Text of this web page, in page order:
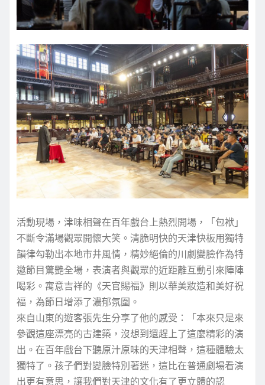
活動現場，津味相聲在百年戲台上熱烈開場，「包袱」
不斷令滿場觀眾開懷大笑。清脆明快的天津快板用獨特
韻律勾勒出本地市井風情，精妙絕倫的川劇變臉作為特
邀節目驚艷全場，表演者與觀眾的近距離互動引來陣陣
喝彩。寓意吉祥的《天官賜福》則以華美妝造和美好祝
福，為節日增添了濃郁氛圍。
來自山東的遊客張先生分享了他的感受：「本來只是來
參觀這座漂亮的古建築，沒想到還趕上了這麼精彩的演
出。在百年戲台下聽原汁原味的天津相聲，這種體驗太
獨特了。孩子們對變臉特別著迷，這比在普通劇場看演
出更有意思，讓我們對天津的文化有了更立體的認